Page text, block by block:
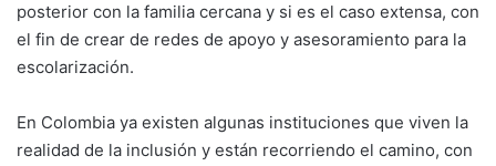
posterior con la familia cercana y si es el caso extensa, con
el fin de crear de redes de apoyo y asesoramiento para la
escolarización.
En Colombia ya existen algunas instituciones que viven la
realidad de la inclusión y están recorriendo el camino, con